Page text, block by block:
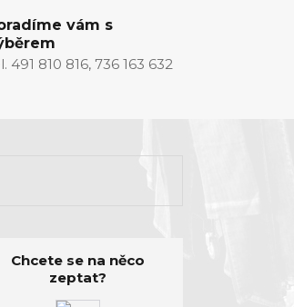
vám s
491 810 816, 736 163 632
Chcete se na něco
zeptat?